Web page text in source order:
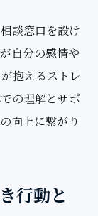
談窓口を設け
自分の感情や
抱えるストレ
の理解とサポ
向上に繋がり
行動と